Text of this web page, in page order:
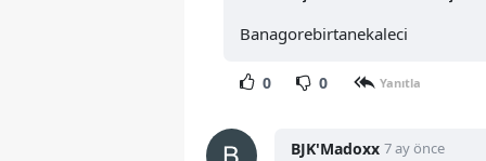
Banagorebirtanekaleci
0 0 Yanıtla
BJK'Madoxx 7 ay önce